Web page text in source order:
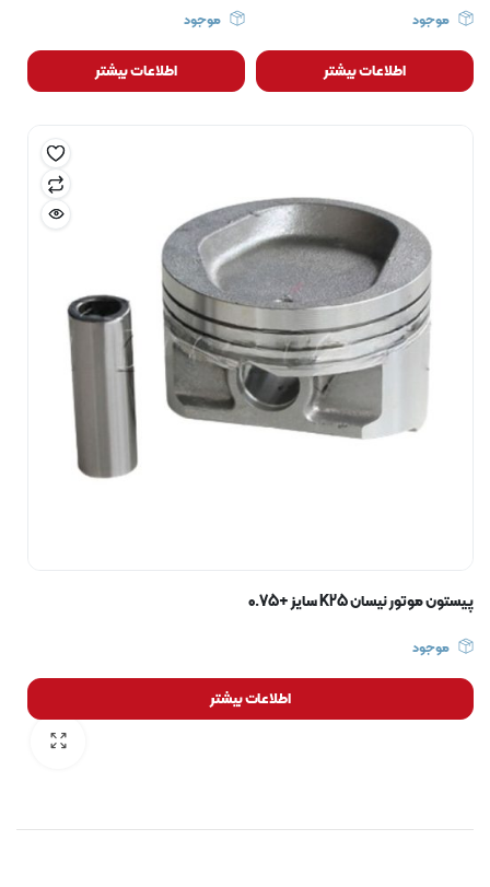
موجود
اطلاعات بیشتر
موجود
اطلاعات بیشتر
پیستون موتور نیسان K25 سایز +0.75
موجود
اطلاعات بیشتر